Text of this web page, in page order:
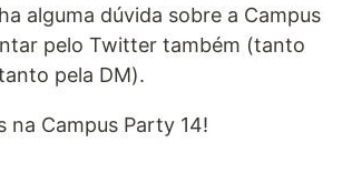
alguma dúvida sobre a Campus
pelo Twitter também (tanto
pela DM).
na Campus Party 14!